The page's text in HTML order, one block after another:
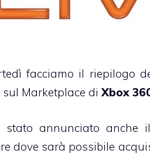
facciamo il riepilogo
Marketplace diXbox
stato annunciato anche
dove sarà possibile